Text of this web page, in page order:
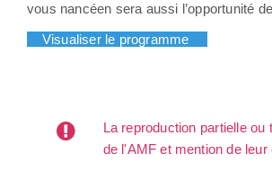
vous nancéen sera aussi l’opportunité
Visualiser le programme
La reproduction partielle
de l'AMF et mention de